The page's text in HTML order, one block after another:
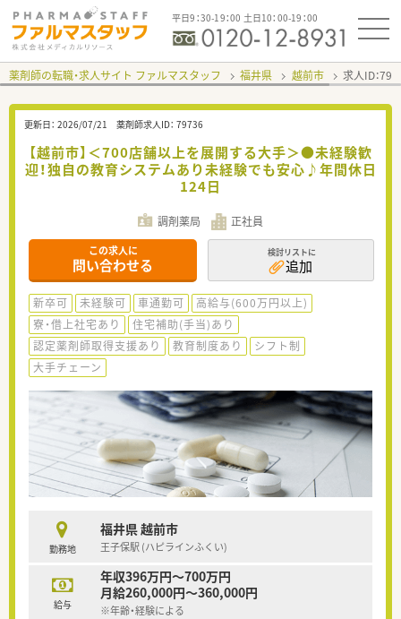
平日9：30-19：00 土日10：00-19：00
薬剤師の転職・求人サイト ファルマスタッフ 福井県 越前市 求人ID：
更新日： 2026/07/21 薬剤師求人ID： 79736
【越前市】＜700店舗以上を展開する大手＞●未経験歓
迎！独自の教育システムあり未経験でも安心♪年間休日
124日
調剤薬局 正社員
この求人に
問い合わせる
検討リストに
追加
新卒可 未経験可 車通勤可
高給与(600万円以上)
寮・借上社宅あり
住宅補助(手当)あり
認定薬剤師取得支援あり
教育制度あり
シフト制
大手チェーン
勤務地
福井県 越前市
王子保駅 (ハピラインふくい)
給与
年収396万円～700万円
月給260,000円～360,000円
※年齢・経験による